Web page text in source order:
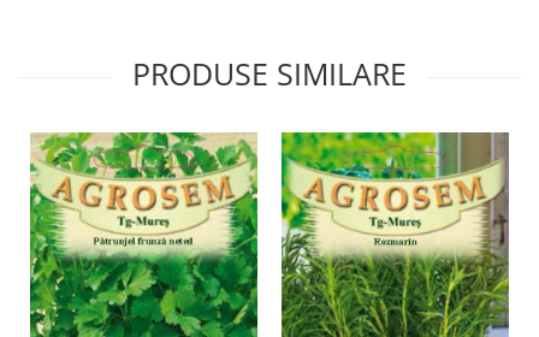
PRODUSE SIMILARE